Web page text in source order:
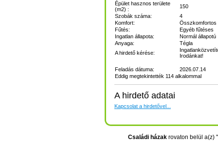
Épület hasznos területe
(m2) :
150
Szobák száma:
4
Komfort:
Összkomfortos
Fűtés:
Egyéb fűtéses
Ingatlan állapota:
Normál állapotú
Anyaga:
Tégla
A hirdető kérése:
Irodánkat!
Feladás dátuma:
2026.07.14
Eddig megtekintették 114 alkalommal
A hirdető adatai
Kapcsolat a hirdetővel...
Családi házak rovaton belül a(z) "